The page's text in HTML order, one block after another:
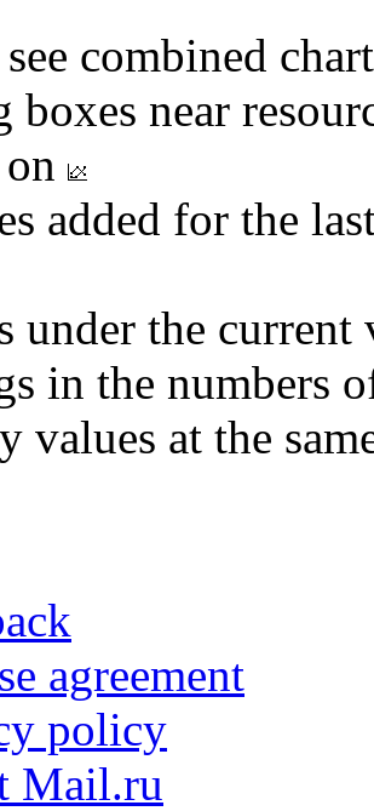
combined
boxes near
added for the
under the
in the numbers
values at the
agreement
policy
Mail.ru